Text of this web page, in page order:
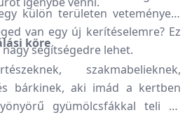
külön területen veteményest
van egy új kerítéselemre? Ez
segítségedre lehet.
köre
szakmabelieknek,
bárkinek, aki imád a kertben
gyümölcsfákkal teli és